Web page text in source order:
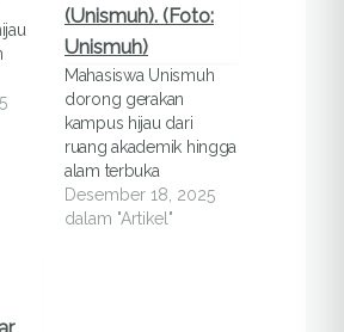
Mahasiswa Unismuh
dorong gerakan
kampus hijau dari
ruang akademik hingga
alam terbuka
Desember 18, 2025
dalam "Artikel"